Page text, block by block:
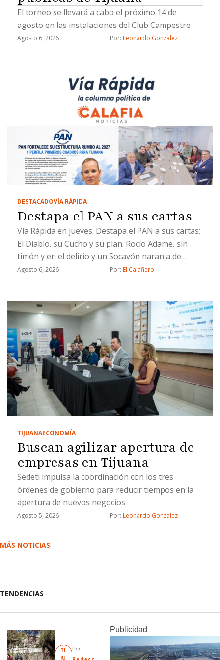
El torneo se llevará a cabo el próximo 14 de
agosto en las instalaciones del Club Campestre
Agosto 6, 2026 Por: Leonardo Gonzalez
DESTACADOVÍA RÁPIDA
Destapa el PAN a sus cartas
Vía Rápida en jueves: Destapa el PAN a sus cartas;
El Diablo, su Cucho y su plan; Rocío Adame, sin
timón y en el delirio y un Socavón naranja de
Chicali
Agosto 6, 2026 Por: El Calafiero
TIJUANAECONOMÍA
Buscan agilizar apertura de
empresas en Tijuana
Sedeti impulsa la coordinación con los tres
órdenes de gobierno para reducir tiempos en la
apertura de nuevos negocios
Agosto 5, 2026 Por: Leonardo Gonzalez
MÁS NOTICIAS
TENDENCIAS
TI
JU
Por:
Publicidad